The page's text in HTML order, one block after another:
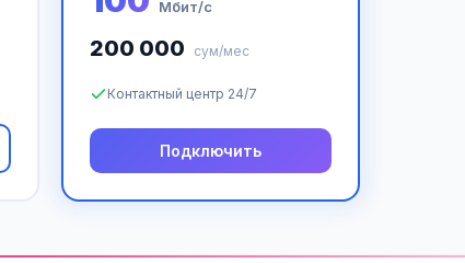
Мбит/с
200 000 сум/мес
Контактный центр 24/7
Подключить